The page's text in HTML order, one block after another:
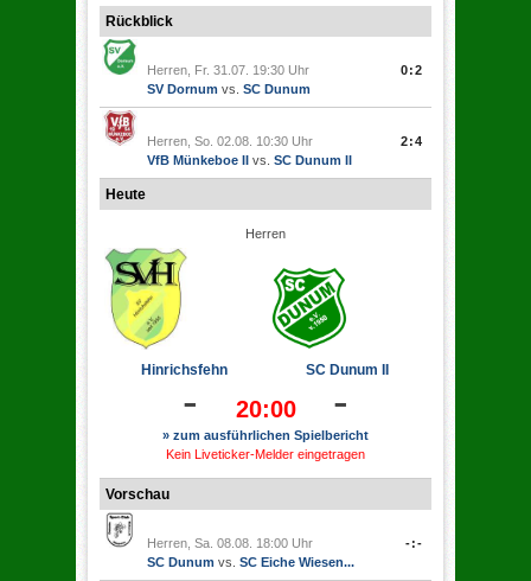
Rückblick
Herren, Fr. 31.07. 19:30 Uhr
SV Dornum vs. SC Dunum
0:2
Herren, So. 02.08. 10:30 Uhr
VfB Münkeboe II vs. SC Dunum II
2:4
Heute
Herren
Hinrichsfehn SC Dunum II
- 20:00 -
» zum ausführlichen Spielbericht
Kein Liveticker-Melder eingetragen
Vorschau
Herren, Sa. 08.08. 18:00 Uhr
SC Dunum vs. SC Eiche Wiesen...
-:-